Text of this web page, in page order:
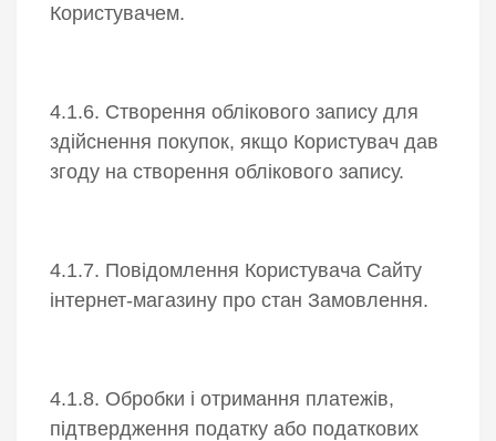
Користувачем.
4.1.6. Створення облікового запису для
здійснення покупок, якщо Користувач дав
згоду на створення облікового запису.
4.1.7. Повідомлення Користувача Сайту
інтернет-магазину про стан Замовлення.
4.1.8. Обробки і отримання платежів,
підтвердження податку або податкових